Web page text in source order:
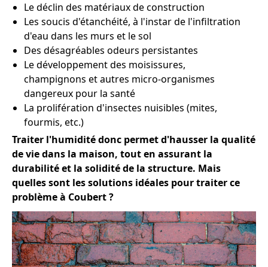
Le déclin des matériaux de construction
Les soucis d'étanchéité, à l'instar de l'infiltration
d'eau dans les murs et le sol
Des désagréables odeurs persistantes
Le développement des moisissures,
champignons et autres micro-organismes
dangereux pour la santé
La prolifération d'insectes nuisibles (mites,
fourmis, etc.)
Traiter l'humidité donc permet d'hausser la qualité
de vie dans la maison, tout en assurant la
durabilité et la solidité de la structure. Mais
quelles sont les solutions idéales pour traiter ce
problème à Coubert ?